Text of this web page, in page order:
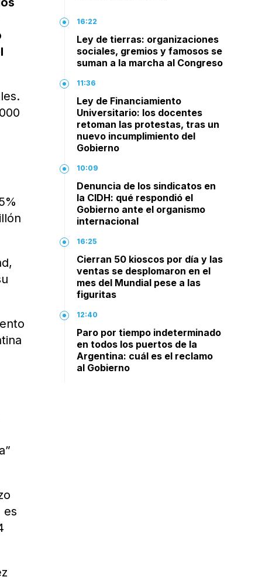
es
16:22
Ley de tierras: organizaciones
sociales, gremios y famosos se
suman a la marcha al Congreso
11:36
Ley de Financiamiento
Universitario: los docentes
retoman las protestas, tras un
nuevo incumplimiento del
Gobierno
10:09
Denuncia de los sindicatos en
la CIDH: qué respondió el
Gobierno ante el organismo
internacional
16:25
Cierran 50 kioscos por día y las
ventas se desplomaron en el
mes del Mundial pese a las
figuritas
12:40
Paro por tiempo indeterminado
en todos los puertos de la
Argentina: cuál es el reclamo
al Gobierno